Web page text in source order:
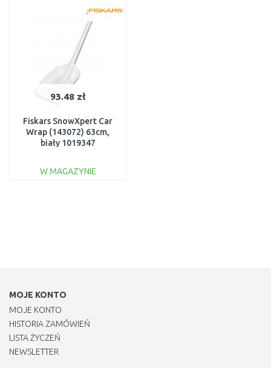
93.48 zł
Fiskars SnowXpert Car
Wrap (143072) 63cm,
biały 1019347
W MAGAZYNIE
MOJE KONTO
MOJE KONTO
HISTORIA ZAMÓWIEŃ
LISTA ŻYCZEŃ
NEWSLETTER